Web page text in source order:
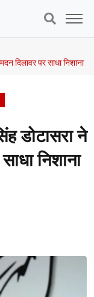
दिलावर पर साधा निशाना
डोटासरा ने
निशाना